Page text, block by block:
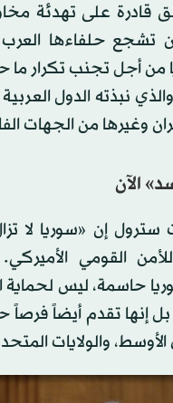
قادرة على تهدئة
تشجع حلفاءها
من أجل تجنب تكرار
عام 2003، والذي نبذته الدول
وغيرها من الجهات
الآن
سترول إن «سوريا لا
القومي
حاسمة، ليس لحماية
إنها تقدم أيضاً فرصاً
والولايات